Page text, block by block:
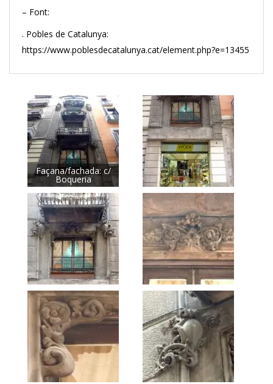
– Font:
. Pobles de Catalunya:
https://www.poblesdecatalunya.cat/element.php?e=13455
Façana/fachada: c/
Boqueria